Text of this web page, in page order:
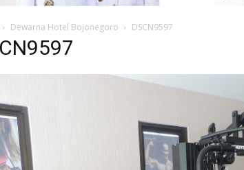
Dewarna Hotel Bojonegoro DSCN9597